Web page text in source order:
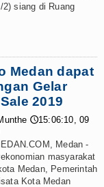
siang di Ruang
Medan dapat
Gelar
2019
🕔15:06:10, 09
Medan -
masyarakat
Medan, Pemerintah
Kota Medan